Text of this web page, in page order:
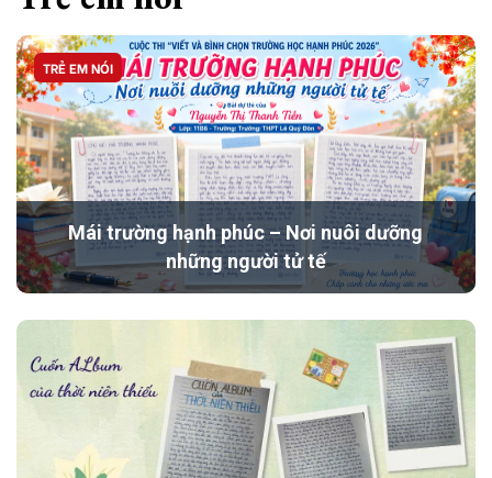
TRẺ EM NÓI
Mái trường hạnh phúc – Nơi nuôi dưỡng
những người tử tế